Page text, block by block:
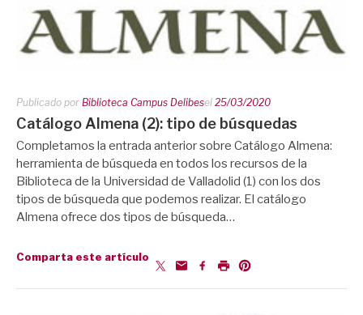
Publicado por Biblioteca Campus Delibesel 25/03/2020
Catálogo Almena (2): tipo de búsquedas
Completamos la entrada anterior sobre Catálogo Almena:
herramienta de búsqueda en todos los recursos de la
Biblioteca de la Universidad de Valladolid (1) con los dos
tipos de búsqueda que podemos realizar. El catálogo
Almena ofrece dos tipos de búsqueda…
Comparta este artículo